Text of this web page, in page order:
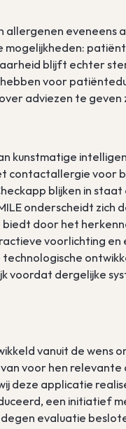
allergenen
mogelijkheden:
blijft echter
voor
adviezen te geven
kunstmatige
contactallergie voor
blijken in
onderscheidt
door het
voorlichting
voordat dergelijke
vanuit de
voor hen
deze applicatie
een initiatief
evaluatie